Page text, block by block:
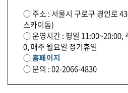
○ 주소 : 서울시 구로구 경인로
스카이돔)
○ 운영시간 : 평일 11:00~20:00,
0, 매주 월요일 정기휴일
○홈페이지
○ 문의 : 02-2066-4830